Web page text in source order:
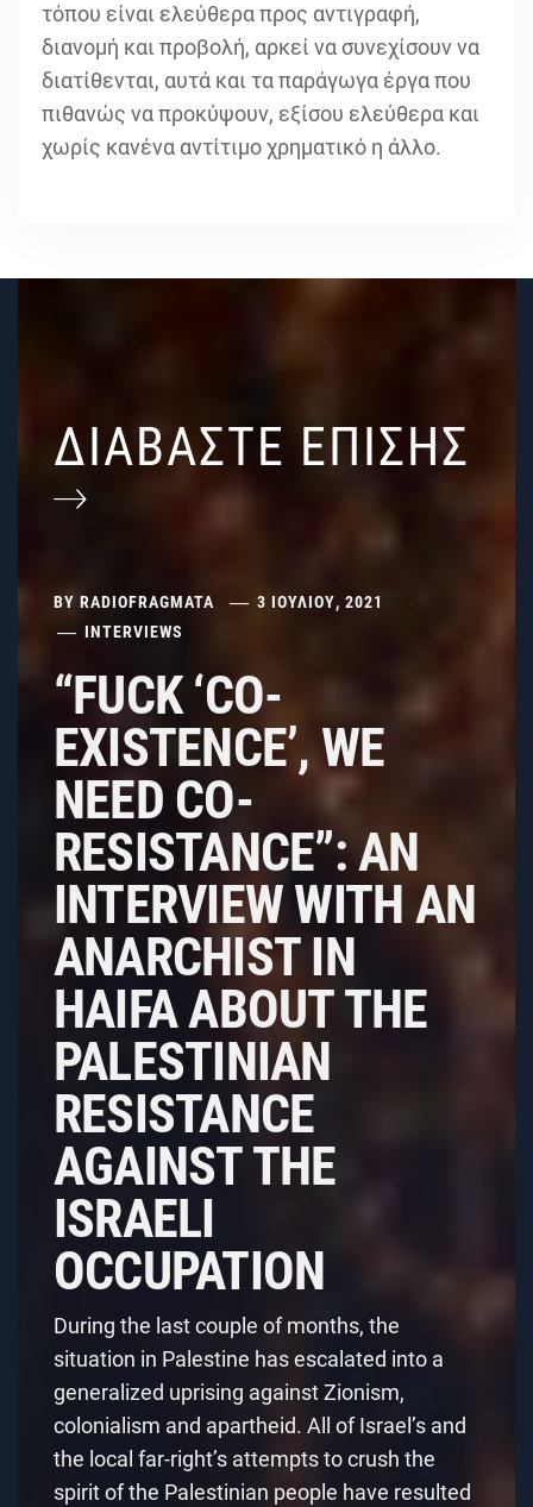
τόπου είναι ελεύθερα προς αντιγραφή,
διανομή και προβολή, αρκεί να συνεχίσουν να
διατίθενται, αυτά και τα παράγωγα έργα που
πιθανώς να προκύψουν, εξίσου ελεύθερα και
χωρίς κανένα αντίτιμο χρηματικό η άλλο.
ΔΙΑΒΑΣΤΕ ΕΠΙΣΗΣ
BY RADIOFRAGMATA
3 ΙΟΥΛΊΟΥ, 2021
INTERVIEWS
“FUCK ‘CO-
EXISTENCE’, WE
NEED CO-
RESISTANCE”: AN
INTERVIEW WITH AN
ANARCHIST IN
HAIFA ABOUT THE
PALESTINIAN
RESISTANCE
AGAINST THE
ISRAELI
OCCUPATION
During the last couple of months, the
situation in Palestine has escalated into a
generalized uprising against Zionism,
colonialism and apartheid. All of Israel’s and
the local far-right’s attempts to crush the
spirit of the Palestinian people have resulted